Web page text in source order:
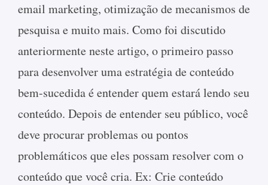
email marketing, otimização de mecanismos de
pesquisa e muito mais. Como foi discutido
anteriormente neste artigo, o primeiro passo
para desenvolver uma estratégia de conteúdo
bem-sucedida é entender quem estará lendo seu
conteúdo. Depois de entender seu público, você
deve procurar problemas ou pontos
problemáticos que eles possam resolver com o
conteúdo que você cria. Ex: Crie conteúdo